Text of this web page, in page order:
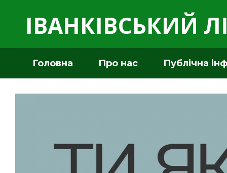
ІВАНКІВСЬКИЙ
Головна Про нас Публічна